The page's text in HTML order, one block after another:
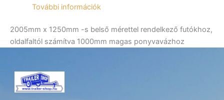
További információk
2005mm x 1250mm -s belső mérettel rendelkező futókhoz,
oldalfaltól számítva 1000mm magas ponyvavázhoz